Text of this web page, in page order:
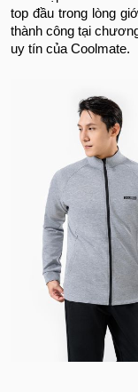
top đầu trong lòng
thành công tại
uy tín của Coolmate.